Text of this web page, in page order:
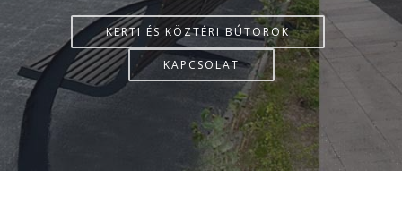
KERTI ÉS KÖZTÉRI BÚTOROK
KAPCSOLAT